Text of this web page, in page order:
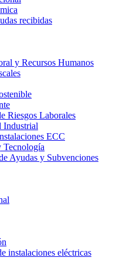
recibidas
y Recursos Humanos
Riesgos Laborales
Industrial
ECC
Tecnología
Ayudas y Subvenciones
instalaciones eléctricas